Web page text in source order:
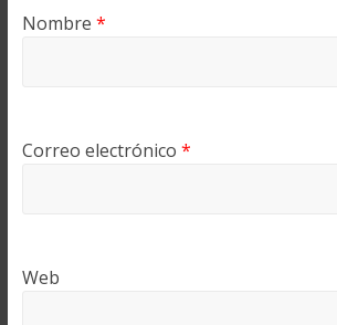
Nombre *
Correo electrónico *
Web